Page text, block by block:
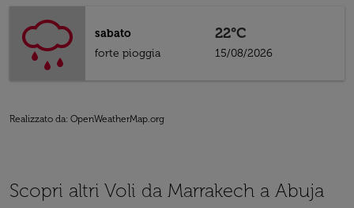
sabato
forte pioggia
22°C
15/08/2026
Realizzato da: OpenWeatherMap.org
Scopri altri Voli da Marrakech a Abuja